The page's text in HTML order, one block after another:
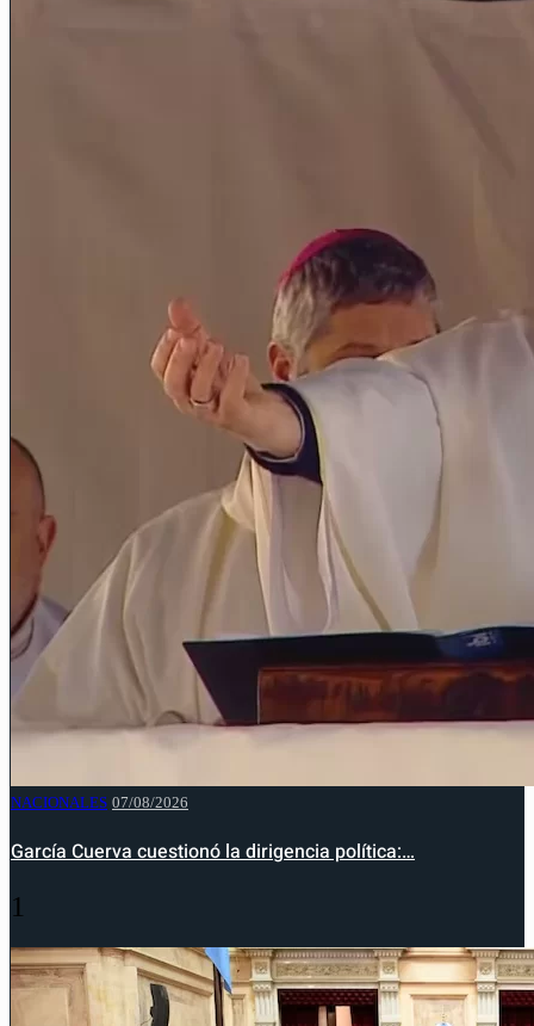
NACIONALES 07/08/2026
García Cuerva cuestionó la dirigencia política:…
1